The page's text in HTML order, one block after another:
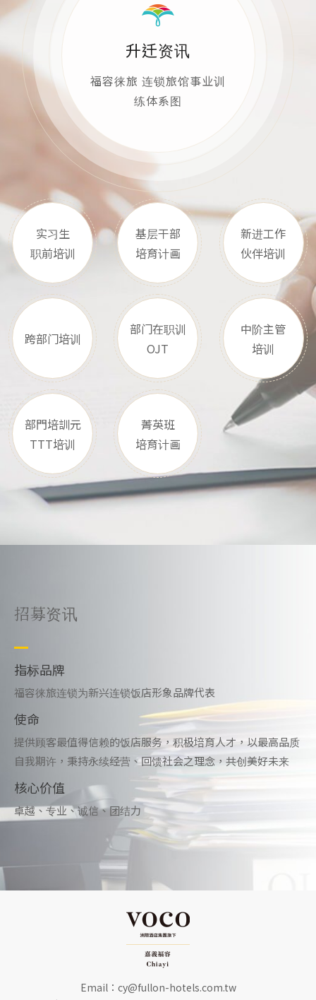
升迁资讯
福容徕旅 连锁旅馆事业训
练体系图
实习生
职前培训
基层干部
培育计画
新进工作
伙伴培训
跨部门培训
部门在职训
OJT
中阶主管
培训
部門培訓元
TTT培训
菁英班
培育计画
招募资讯
指标品牌
福容徕旅连锁为新兴连锁饭店形象品牌代表
使命
提供顾客最值得信赖的饭店服务，积极培育人才，以最高品质
自我期许，秉持永续经营、回馈社会之理念，共创美好未来
核心价值
卓越、专业、诚信、团结力
Email： cy@fullon-hotels.com.tw